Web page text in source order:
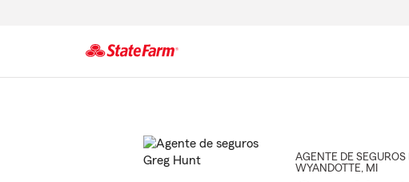
AGENTE DE SEGUROS
WYANDOTTE, MI